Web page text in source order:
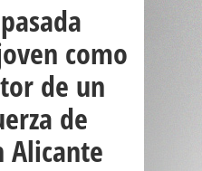
como
de un
de
Alicante